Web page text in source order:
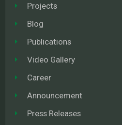
Projects
Blog
Publications
Video Gallery
Career
Announcement
Press Releases